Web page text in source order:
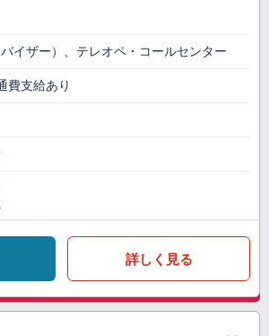
イザー）、テレオペ・コールセンター
費支給あり
詳しく見る